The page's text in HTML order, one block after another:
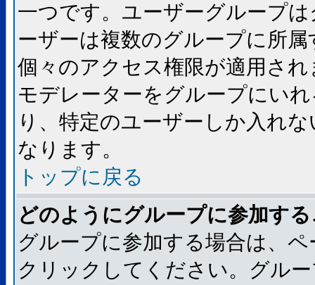
一つです。ユーザーグループ
ーザーは複数のグループに所
個々のアクセス権限が適用さ
モデレーターをグループにい
り、特定のユーザーしか入れ
なります。
トップに戻る
どのようにグループに参加す
グループに参加する場合は、
クリックしてください。グル